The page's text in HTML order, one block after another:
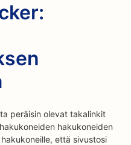
peräisin olevat takalinkit
hakukoneiden
että sivustosi